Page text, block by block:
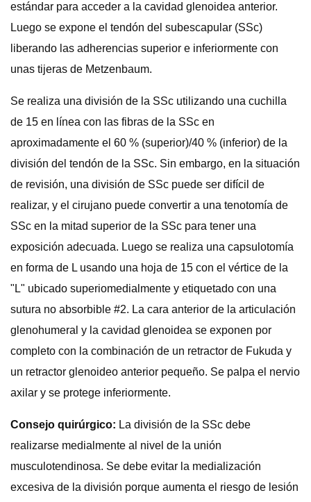
estándar para acceder a la cavidad glenoidea anterior.
Luego se expone el tendón del subescapular (SSc)
liberando las adherencias superior e inferiormente con
unas tijeras de Metzenbaum.
Se realiza una división de la SSc utilizando una cuchilla
de 15 en línea con las fibras de la SSc en
aproximadamente el 60 % (superior)/40 % (inferior) de la
división del tendón de la SSc. Sin embargo, en la situación
de revisión, una división de SSc puede ser difícil de
realizar, y el cirujano puede convertir a una tenotomía de
SSc en la mitad superior de la SSc para tener una
exposición adecuada. Luego se realiza una capsulotomía
en forma de L usando una hoja de 15 con el vértice de la
"L" ubicado superiomedialmente y etiquetado con una
sutura no absorbible #2. La cara anterior de la articulación
glenohumeral y la cavidad glenoidea se exponen por
completo con la combinación de un retractor de Fukuda y
un retractor glenoideo anterior pequeño. Se palpa el nervio
axilar y se protege inferiormente.
Consejo quirúrgico: La división de la SSc debe
realizarse medialmente al nivel de la unión
musculotendinosa. Se debe evitar la medialización
excesiva de la división porque aumenta el riesgo de lesión